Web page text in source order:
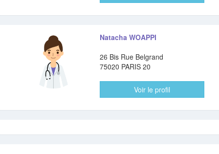
Natacha WOAPPI
26 Bis Rue Belgrand
75020 PARIS 20
Voir le profil